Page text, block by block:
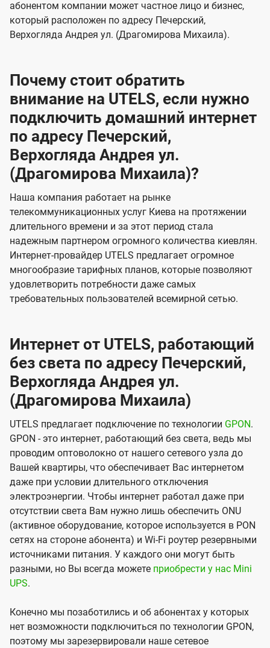
абонентом компании может частное лицо и бизнес,
который расположен по адресу Печерский,
Верхогляда Андрея ул. (Драгомирова Михаила).
Почему стоит обратить
внимание на UTELS, если нужно
подключить домашний интернет
по адресу Печерский,
Верхогляда Андрея ул.
(Драгомирова Михаила)?
Наша компания работает на рынке
телекоммуникационных услуг Киева на протяжении
длительного времени и за этот период стала
надежным партнером огромного количества киевлян.
Интернет-провайдер UTELS предлагает огромное
многообразие тарифных планов, которые позволяют
удовлетворить потребности даже самых
требовательных пользователей всемирной сетью.
Интернет от UTELS, работающий
без света по адресу Печерский,
Верхогляда Андрея ул.
(Драгомирова Михаила)
UTELS предлагает подключение по технологии GPON.
GPON - это интернет, работающий без света, ведь мы
проводим оптоволокно от нашего сетевого узла до
Вашей квартиры, что обеспечивает Вас интернетом
даже при условии длительного отключения
электроэнергии. Чтобы интернет работал даже при
отсутствии света Вам нужно лишь обеспечить ONU
(активное оборудование, которое используется в PON
сетях на стороне абонента) и Wi-Fi роутер резервными
источниками питания. У каждого они могут быть
разными, но Вы всегда можете приобрести у нас Mini
UPS.
Конечно мы позаботились и об абонентах у которых
нет возможности подключиться по технологии GPON,
поэтому мы зарезервировали наше сетевое